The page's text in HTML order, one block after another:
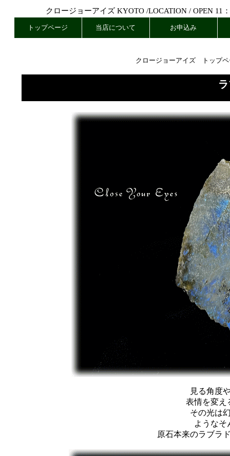
クロージョーアイズ KYOTO /LOCATION / OPEN 11
トップページ 当店について お申込み
クロージョーアイズ トップペ
見る角度
表情を変え
その光は
ようなそ
原石本来のラブラ